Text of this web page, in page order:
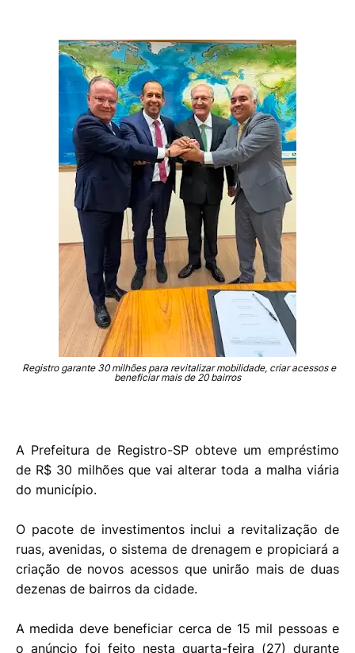
Registro garante 30 milhões para revitalizar mobilidade, criar acessos e
beneficiar mais de 20 bairros
A Prefeitura de Registro-SP obteve um empréstimo
de R$ 30 milhões que vai alterar toda a malha viária
do município.
O pacote de investimentos inclui a revitalização de
ruas, avenidas, o sistema de drenagem e propiciará a
criação de novos acessos que unirão mais de duas
dezenas de bairros da cidade.
A medida deve beneficiar cerca de 15 mil pessoas e
o anúncio foi feito nesta quarta-feira (27) durante